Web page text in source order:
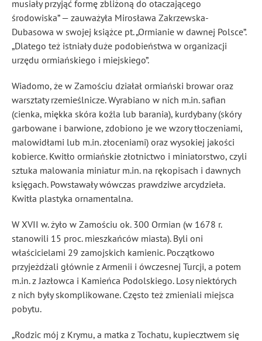
musiały przyjąć formę zbliżoną do otaczającego
środowiska” — zauważyła Mirosława Zakrzewska-
Dubasowa w swojej książce pt. „Ormianie w dawnej Polsce”.
„Dlatego też istniały duże podobieństwa w organizacji
urzędu ormiańskiego i miejskiego”.
Wiadomo, że w Zamościu działał ormiański browar oraz
warsztaty rzemieślnicze. Wyrabiano w nich m.in. safian
(cienka, miękka skóra koźla lub barania), kurdybany (skóry
garbowane i barwione, zdobiono je we wzory tłoczeniami,
malowidłami lub m.in. złoceniami) oraz wysokiej jakości
kobierce. Kwitło ormiańskie złotnictwo i miniatorstwo, czyli
sztuka malowania miniatur m.in. na rękopisach i dawnych
księgach. Powstawały wówczas prawdziwe arcydzieła.
Kwitła plastyka ornamentalna.
W XVII w. żyło w Zamościu ok. 300 Ormian (w 1678 r.
stanowili 15 proc. mieszkańców miasta). Byli oni
właścicielami 29 zamojskich kamienic. Początkowo
przyjeżdżali głównie z Armenii i ówczesnej Turcji, a potem
m.in. z Jazłowca i Kamieńca Podolskiego. Losy niektórych
z nich były skomplikowane. Często też zmieniali miejsca
pobytu.
„Rodzic mój z Krymu, a matka z Tochatu, kupiecztwem się